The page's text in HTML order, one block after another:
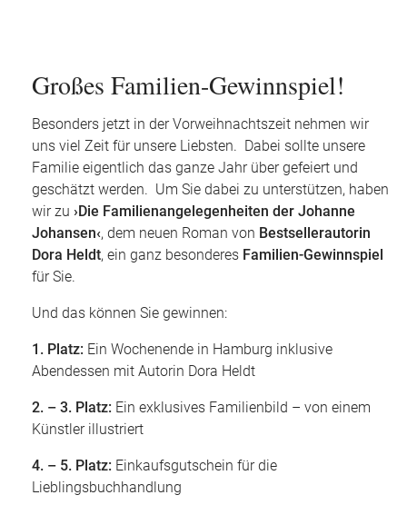
Großes Familien-Gewinnspiel!
Besonders jetzt in der Vorweihnachtszeit nehmen wir
uns viel Zeit für unsere Liebsten. Dabei sollte unsere
Familie eigentlich das ganze Jahr über gefeiert und
geschätzt werden. Um Sie dabei zu unterstützen, haben
wir zu ›Die Familienangelegenheiten der Johanne
Johansen‹, dem neuen Roman von Bestsellerautorin
Dora Heldt, ein ganz besonderes Familien-Gewinnspiel
für Sie.
Und das können Sie gewinnen:
1. Platz: Ein Wochenende in Hamburg inklusive
Abendessen mit Autorin Dora Heldt
2. – 3. Platz: Ein exklusives Familienbild – von einem
Künstler illustriert
4. – 5. Platz: Einkaufsgutschein für die
Lieblingsbuchhandlung